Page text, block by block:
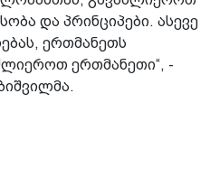
და პრინციპები. ასევე
ერთმანეთს
ერთმანეთი“, -